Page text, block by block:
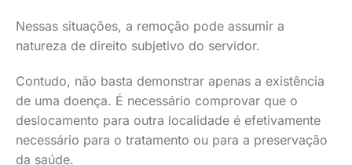
Nessas situações, a remoção pode assumir a
natureza de direito subjetivo do servidor.
Contudo, não basta demonstrar apenas a existência
de uma doença. É necessário comprovar que o
deslocamento para outra localidade é efetivamente
necessário para o tratamento ou para a preservação
da saúde.